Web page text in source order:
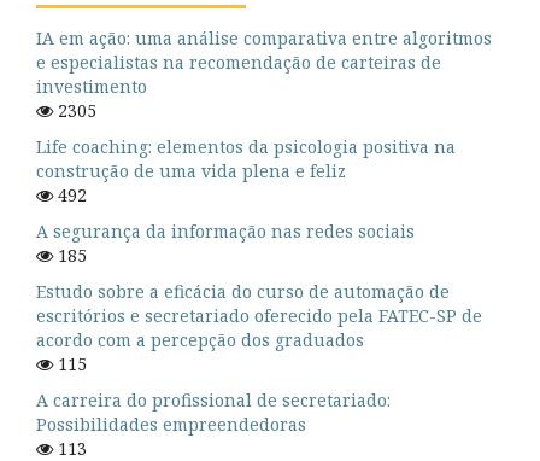
IA em ação: uma análise comparativa entre algoritmos
e especialistas na recomendação de carteiras de
investimento
2305
Life coaching: elementos da psicologia positiva na
construção de uma vida plena e feliz
492
A segurança da informação nas redes sociais
185
Estudo sobre a eficácia do curso de automação de
escritórios e secretariado oferecido pela FATEC-SP de
acordo com a percepção dos graduados
115
A carreira do profissional de secretariado:
Possibilidades empreendedoras
113